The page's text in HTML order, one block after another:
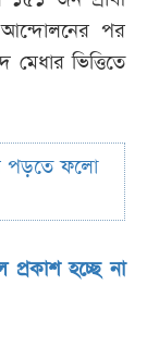
আন্দোলনের পর
ভিত্তিতে
পড়তে ফলো
প্রকাশ হচ্ছে না